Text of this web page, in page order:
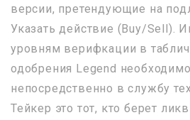
версии, претендующие на
Указать действие (Buy/Sell).
уровням верифкации в
одобрения Legend
непосредственно в службу
Тейкер это тот, кто берет